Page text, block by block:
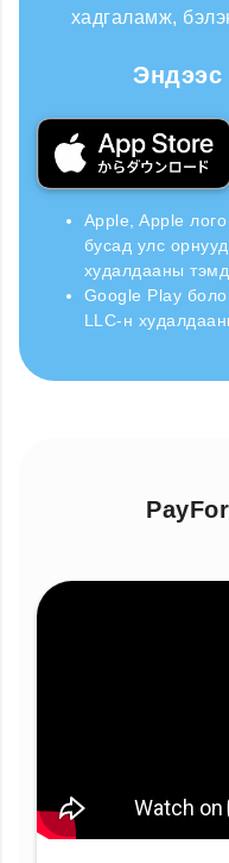
хадгаламж,
Эндээс
Apple, Apple
бусад улс
худалдааны
Google Play
LLC-н